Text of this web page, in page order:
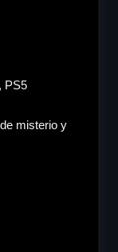
PS5
misterio y